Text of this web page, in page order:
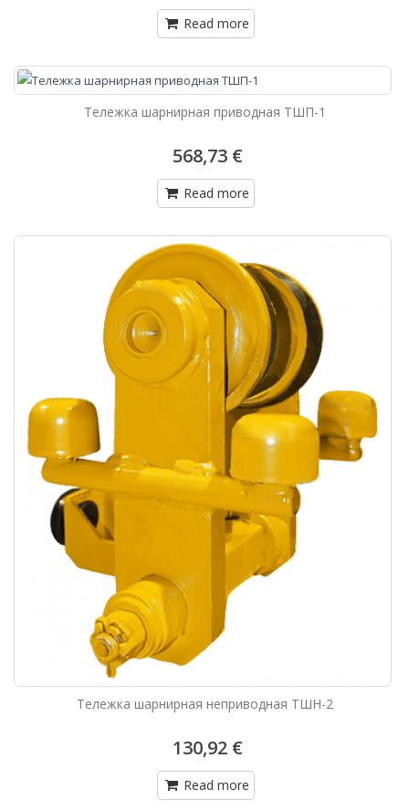
Read more
Тележка шарнирная приводная ТШП-1
568,73 €
Read more
Тележка шарнирная неприводная ТШН-2
130,92 €
Read more